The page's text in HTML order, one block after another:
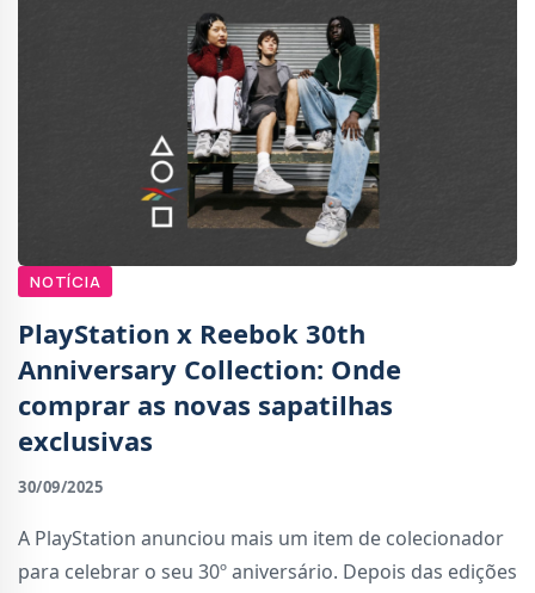
NOTÍCIA
PlayStation x Reebok 30th
Anniversary Collection: Onde
comprar as novas sapatilhas
exclusivas
30/09/2025
A PlayStation anunciou mais um item de colecionador
para celebrar o seu 30º aniversário. Depois das edições